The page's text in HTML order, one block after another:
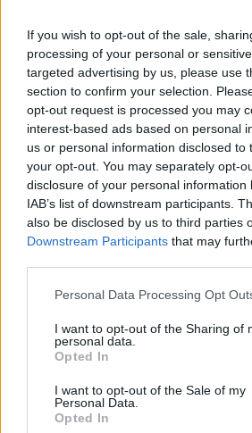
If you wish to opt-out of the sale,
processing of your personal or
targeted advertising by us, please use
section to confirm your selection.
opt-out request is processed you may
interest-based ads based on personal
us or personal information disclosed to
your opt-out. You may separately opt-
disclosure of your personal information
IAB’s list of downstream participants.
also be disclosed by us to third parties
Downstream Participants that may
Please note that this website/app uses
not limited to your visit or usage
grant or deny consent to Google and
use your data for below specified
consent section.
Personal Data Processing Opt
I want to opt-out of the Sharing of
personal data.
Opted In
I want to opt-out of the Sale of my
Personal Data.
Opted In
Adja meg keresztnevét:
meg e-mail címét:
Megismertem és elfogadom a
Nem szeretne lemaradni semmiről? Csak egy
legfrissebb információkkal és exkluzív
postaládájába érkezik!
A SZOL24 legfrissebb 24 cikke
a közoktatásban – például az
munkáltatói jogaikat
Sok volt az igazolatlan hiányzás, Pócs
kapott, más fideszesek még kevesebbet